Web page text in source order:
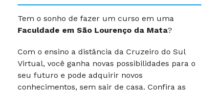
Tem o sonho de fazer um curso em uma
Faculdade em São Lourenço da Mata?
Com o ensino a distância da Cruzeiro do Sul
Virtual, você ganha novas possibilidades para o
seu futuro e pode adquirir novos
conhecimentos, sem sair de casa. Confira as